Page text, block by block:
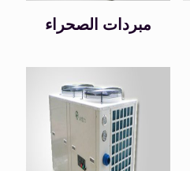
مبردات الصحراء